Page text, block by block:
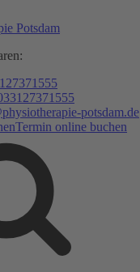
potsdam.de
Termin online buchen